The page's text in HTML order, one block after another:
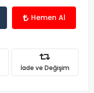
Hemen Al
İade ve Değişim